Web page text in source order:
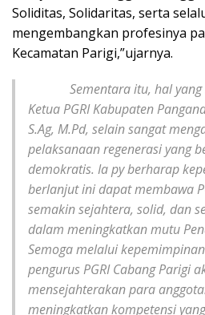
Soliditas, Solidaritas, serta
mengembangkan profesinya
Kecamatan Parigi,”ujarnya.
Sementara itu, hal yang
Ketua PGRI Kabupaten
S.Ag, M.Pd, selain sangat
pelaksanaan regenerasi yang
demokratis. Ia py berharap
berlanjut ini dapat membawa
semakin sejahtera, solid, dan
dalam meningkatkan mutu
Semoga melalui
pengurus PGRI Cabang Parigi
mensejahterakan para
meningkatkan kompetensi